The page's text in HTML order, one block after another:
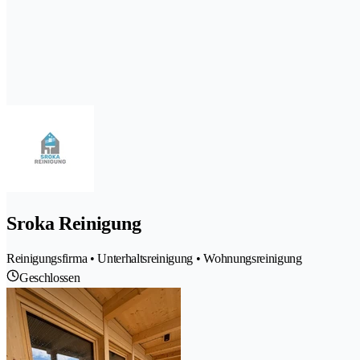
Sroka Reinigung
Reinigungsfirma • Unterhaltsreinigung • Wohnungsreinigung
Geschlossen